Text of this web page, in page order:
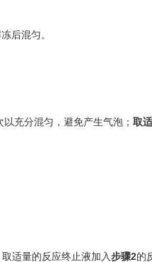
后混匀。
充分混匀，避免产生气泡； 取
适量的反应终止液加入步骤2的